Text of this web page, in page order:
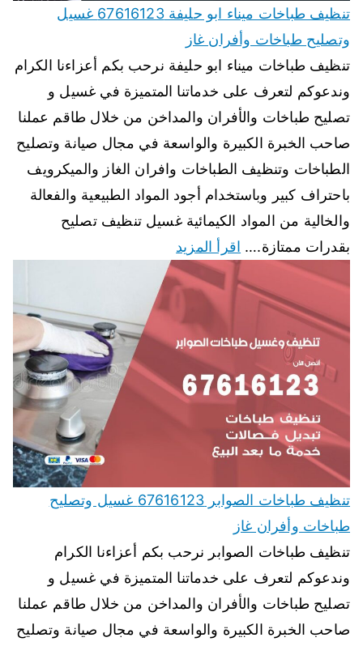
تنظيف طباخات ميناء ابو حليفة 67616123 غسيل
وتصليح طباخات وأفران غاز
تنظيف طباخات ميناء ابو حليفة نرحب بكم أعزاءنا الكرام
وندعوكم لتعرف على خدماتنا المتميزة في غسيل و
تصليح طباخات والأفران والمداخن من خلال طاقم عملنا
صاحب الخبرة الكبيرة والواسعة في مجال صيانة وتصليح
الطباخات وتنظيف الطباخات وافران الغاز والميكرويف
باحتراف كبير وباستخدام أجود المواد الطبيعية والفعالة
والخالية من المواد الكيمائية غسيل تنظيف تصليح
بقدرات ممتازة.… اقرأ المزيد
تنظيف طباخات الصوابر 67616123 غسيل وتصليح
طباخات وأفران غاز
تنظيف طباخات الصوابر نرحب بكم أعزاءنا الكرام
وندعوكم لتعرف على خدماتنا المتميزة في غسيل و
تصليح طباخات والأفران والمداخن من خلال طاقم عملنا
صاحب الخبرة الكبيرة والواسعة في مجال صيانة وتصليح